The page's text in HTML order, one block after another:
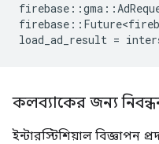
firebase ::gma ::
firebase ::
load_ad_result =
কলব্যাকের জন্য
ইন্টারস্টিশিয়াল বিজ্ঞাপন